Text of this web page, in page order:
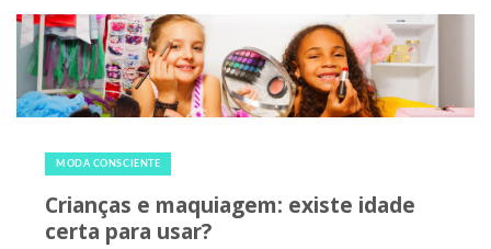
MODA CONSCIENTE
Crianças e maquiagem: existe idade
certa para usar?